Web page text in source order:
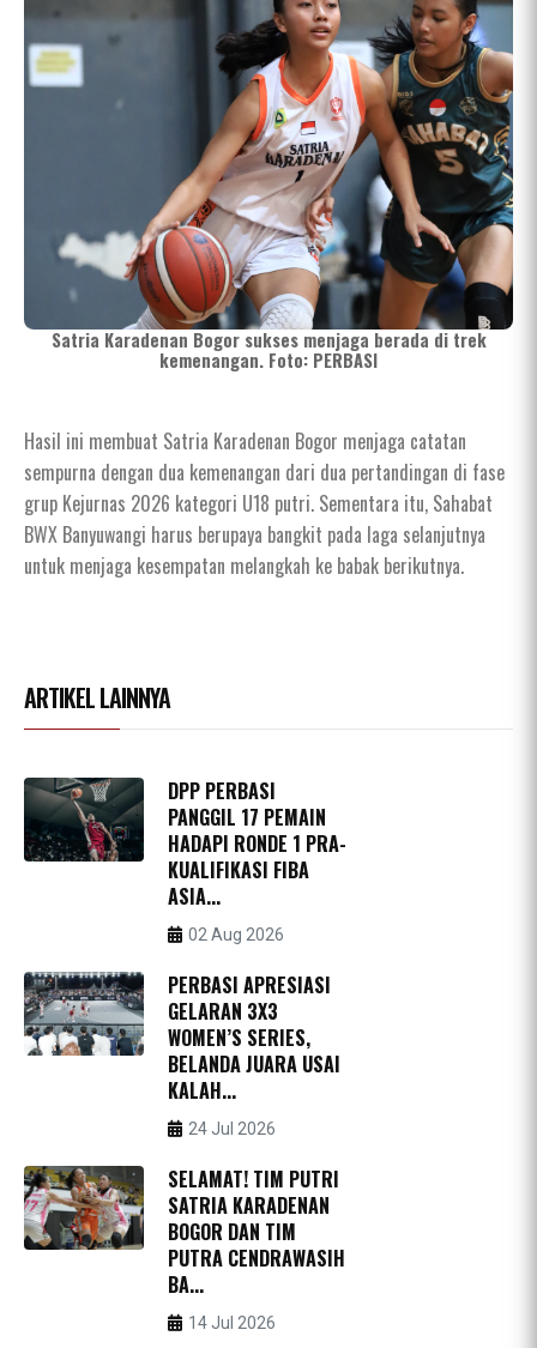
Satria Karadenan Bogor sukses menjaga berada di trek
kemenangan. Foto: PERBASI
Hasil ini membuat Satria Karadenan Bogor menjaga catatan
sempurna dengan dua kemenangan dari dua pertandingan di fase
grup Kejurnas 2026 kategori U18 putri. Sementara itu, Sahabat
BWX Banyuwangi harus berupaya bangkit pada laga selanjutnya
untuk menjaga kesempatan melangkah ke babak berikutnya.
ARTIKEL LAINNYA
DPP PERBASI
PANGGIL 17 PEMAIN
HADAPI RONDE 1 PRA-
KUALIFIKASI FIBA
ASIA...
02 Aug 2026
PERBASI APRESIASI
GELARAN 3X3
WOMEN’S SERIES,
BELANDA JUARA USAI
KALAH...
24 Jul 2026
SELAMAT! TIM PUTRI
SATRIA KARADENAN
BOGOR DAN TIM
PUTRA CENDRAWASIH
BA...
14 Jul 2026